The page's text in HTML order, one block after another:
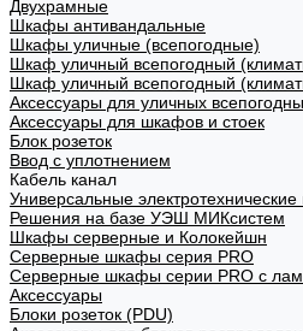
Двухрамные
Шкафы антивандальные
Шкафы уличные (всепогодные)
Шкаф уличный всепогодный
Шкаф уличный всепогодный
Аксессуары для уличных
Аксессуары для шкафов и стоек
Блок розеток
Ввод с уплотнением
Кабель канал
Универсальные
Решения на базе УЭШ МИКсистем
Шкафы серверные и Колокейшн
Серверные шкафы серия PRO
Серверные шкафы серии PRO с
Аксессуары
Блоки розеток (PDU)